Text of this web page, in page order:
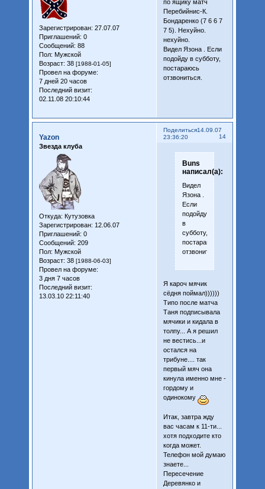
Зарегистрирован: 27.07.07
Приглашений: 0
Сообщений: 88
Пол: Мужской
Возраст: 38 [1988-01-05]
Провел на форуме:
7 дней 20 часов
Последний визит:
02.11.08 20:10:44
по ящику матч
Перебийнис-К.
Бондаренко (7 6 6 7
7 5). Нехуйно.
нехуйно.
Видел Язона . Если
подойду в субботу,
постараюсь
отзвониться.
Поделиться
14
14.09.07
23:36:20
Yazon
Звезда клуба
Откуда: Кутузовка
Зарегистрирован: 12.06.07
Приглашений: 0
Сообщений: 209
Пол: Мужской
Возраст: 38 [1988-06-03]
Провел на форуме:
3 дня 7 часов
Последний визит:
13.03.10 22:11:40
Buns
написал(а):
Видел
Язона .
Если
подойду
в
субботу,
постараюсь
отзвониться.
Я кароч мячик
сёдня поймал))))))
Типо после матча
Таня подписывала
мячики и кидала в
толпу... А я решил
не вестись...и
остался на
трибуне.... так
первый мяч она
кинула именно мне -
гордому и
одинокому
Итак, завтра жду
вас часам к 11-ти...
хотя подходите кто
когда может.
Телефон мой думаю
знаете...
Пересечение
Деревянко и